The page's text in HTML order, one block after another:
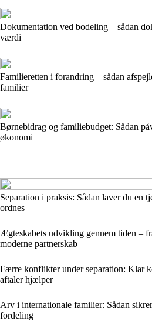
Dokumentation ved bodeling – sådan
værdi
Familieretten i forandring – sådan
familier
Børnebidrag og familiebudget: Sådan
økonomi
Separation i praksis: Sådan laver du en
ordnes
Ægteskabets udvikling gennem tiden –
moderne partnerskab
Færre konflikter under separation: Klar
aftaler hjælper
Arv i internationale familier: Sådan
fordeling